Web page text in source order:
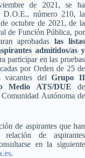
de 2021, se ha
D.O.E., número 210, la
octubre de 2021, de la
de Función Pública, por
aprobadaslas listas
admitidos/as y
participar en las pruebas
por Orden de 25 de
vacantes delGrupo II
Medio ATS/DUE de
Autónoma de
de aspirantes que han
de aspirantes
en la siguiente
.